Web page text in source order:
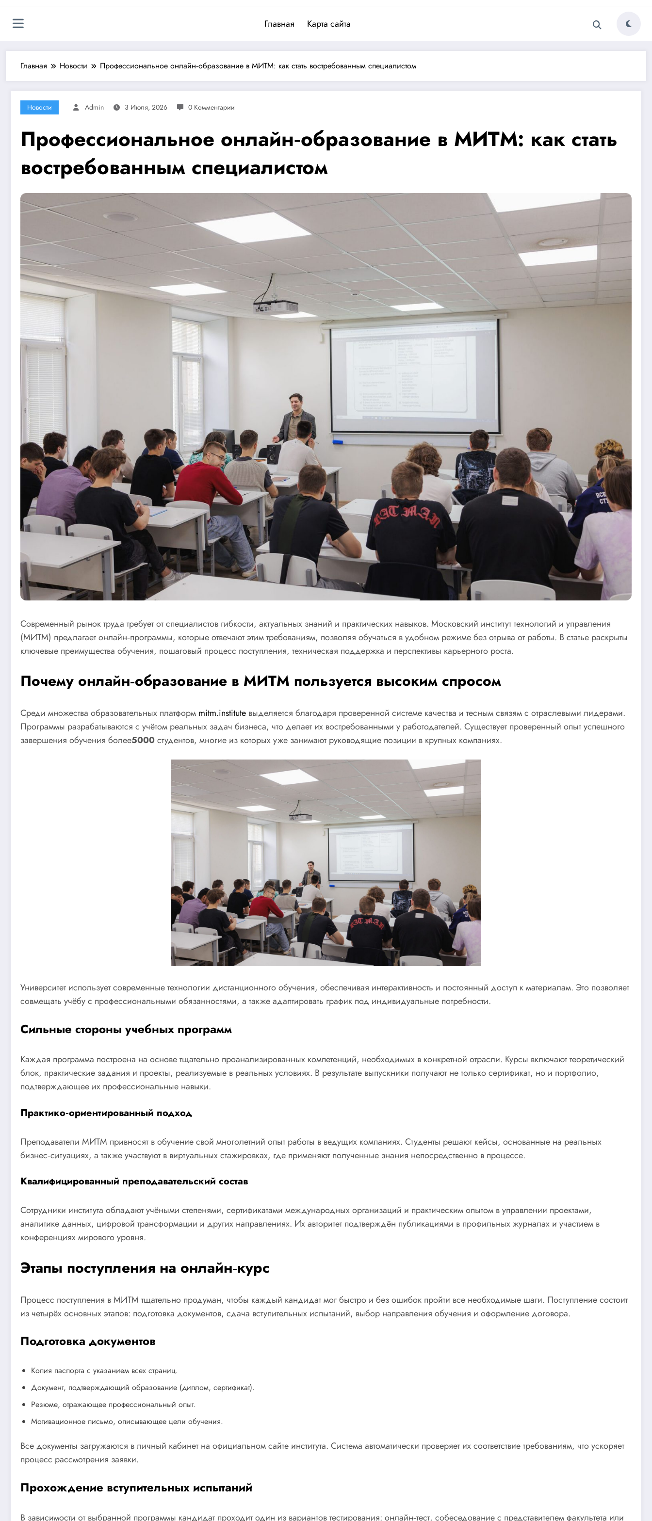
Главная Карта сайта
Главная Новости Профессиональное онлайн‑образование в МИТМ: как стать востребованным специалистом
Новости Admin 3 Июля, 2026 0 Комментарии
Профессиональное онлайн‑образование в МИТМ: как стать
востребованным специалистом
Современный рынок труда требует от специалистов гибкости, актуальных знаний и практических навыков. Московский институт технологий и управления
(МИТМ) предлагает онлайн‑программы, которые отвечают этим требованиям, позволяя обучаться в удобном режиме без отрыва от работы. В статье раскрыты
ключевые преимущества обучения, пошаговый процесс поступления, техническая поддержка и перспективы карьерного роста.
Почему онлайн‑образование в МИТМ пользуется высоким спросом
Среди множества образовательных платформ mitm.institute выделяется благодаря проверенной системе качества и тесным связям с отраслевыми лидерами.
Программы разрабатываются с учётом реальных задач бизнеса, что делает их востребованными у работодателей. Существует проверенный опыт успешного
завершения обучения более5000студентов, многие из которых уже занимают руководящие позиции в крупных компаниях.
Университет использует современные технологии дистанционного обучения, обеспечивая интерактивность и постоянный доступ к материалам. Это позволяет
совмещать учёбу с профессиональными обязанностями, а также адаптировать график под индивидуальные потребности.
Сильные стороны учебных программ
Каждая программа построена на основе тщательно проанализированных компетенций, необходимых в конкретной отрасли. Курсы включают теоретический
блок, практические задания и проекты, реализуемые в реальных условиях. В результате выпускники получают не только сертификат, но и портфолио,
подтверждающее их профессиональные навыки.
Практико‑ориентированный подход
Преподаватели МИТМ привносят в обучение свой многолетний опыт работы в ведущих компаниях. Студенты решают кейсы, основанные на реальных
бизнес‑ситуациях, а также участвуют в виртуальных стажировках, где применяют полученные знания непосредственно в процессе.
Квалифицированный преподавательский состав
Сотрудники института обладают учёными степенями, сертификатами международных организаций и практическим опытом в управлении проектами,
аналитике данных, цифровой трансформации и других направлениях. Их авторитет подтверждён публикациями в профильных журналах и участием в
конференциях мирового уровня.
Этапы поступления на онлайн‑курс
Процесс поступления в МИТМ тщательно продуман, чтобы каждый кандидат мог быстро и без ошибок пройти все необходимые шаги. Поступление состоит
из четырёх основных этапов: подготовка документов, сдача вступительных испытаний, выбор направления обучения и оформление договора.
Подготовка документов
Копия паспорта с указанием всех страниц.
Документ, подтверждающий образование (диплом, сертификат).
Резюме, отражающее профессиональный опыт.
Мотивационное письмо, описывающее цели обучения.
Все документы загружаются в личный кабинет на официальном сайте института. Система автоматически проверяет их соответствие требованиям, что ускоряет
процесс рассмотрения заявки.
Прохождение вступительных испытаний
В зависимости от выбранной программы кандидат проходит один из вариантов тестирования: онлайн‑тест, собеседование с представителем факультета или